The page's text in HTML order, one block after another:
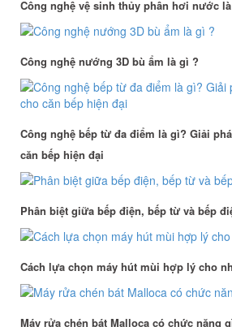
Công nghệ vệ sinh thủy phân hơi nước
Công nghệ nướng 3D bù ẩm là gì ?
Công nghệ bếp từ đa điểm là gì? Giải
căn bếp hiện đại
Phân biệt giữa bếp điện, bếp từ và bếp
Cách lựa chọn máy hút mùi hợp lý cho
Máy rửa chén bát Malloca có chức năng